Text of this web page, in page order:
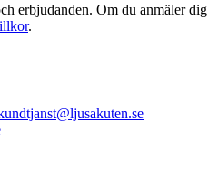
erbjudanden. Om du anmäler dig
.